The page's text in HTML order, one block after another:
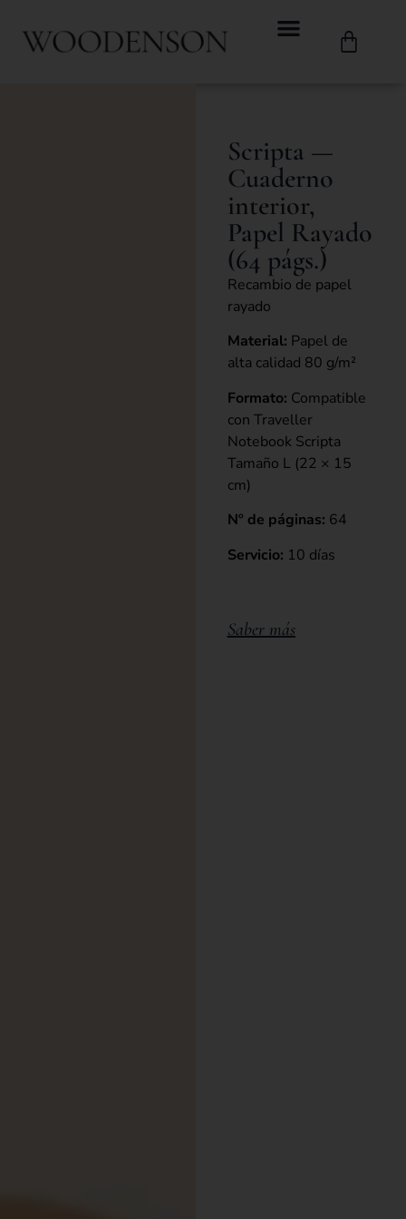
Scripta —
Cuaderno
interior,
Papel Rayado
(64 págs.)
Recambio de papel
rayado
Material: Papel de
alta calidad 80 g/m²
Formato: Compatible
con Traveller
Notebook Scripta
Tamaño L (22 × 15
cm)
Nº de páginas: 64
Servicio: 10 días
Saber más